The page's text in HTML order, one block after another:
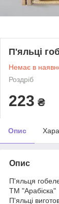
П'яльці
Немає в
Роздріб
223 ₴
Опис
Опис
П'яльця
ТМ "Арабіска"
П'яльці